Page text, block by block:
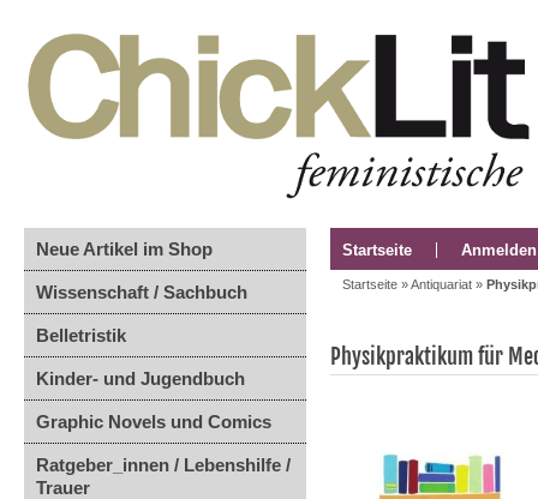
Neue Artikel im Shop
Wissenschaft / Sachbuch
Belletristik
Kinder- und Jugendbuch
Graphic Novels und Comics
Ratgeber_innen / Lebenshilfe /
Trauer
Startseite Anmelden
Startseite »Antiquariat »
Physikpraktikum für